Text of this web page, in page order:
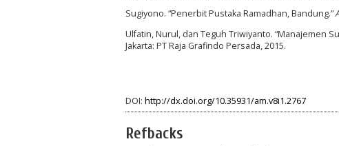
Sugiyono. “Penerbit Pustaka Ramadhan, Bandung.”
Ulfatin, Nurul, dan Teguh Triwiyanto. “Manajemen
Jakarta: PT Raja Grafindo Persada, 2015.
DOI: http://dx.doi.org/10.35931/am.v8i1.2767
Refbacks